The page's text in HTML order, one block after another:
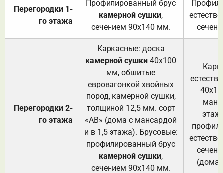
Перегородки 1-
го этажа
Профилированный брус
камерной сушки,
сечением 90х140 мм.
Перегородки 2-
го этажа
Каркасные: доска
камерной сушки 40х100
мм, обшитые
евровагонкой хвойных
пород, камерной сушки,
толщиной 12,5 мм. сорт
«АВ» (дома с мансардой
и в 1,5 этажа). Брусовые:
профилированный брус
камерной сушки,
сечением 90х140 мм.
(дома